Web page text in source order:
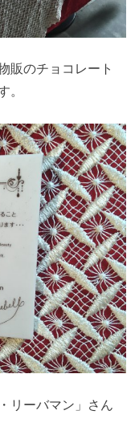
販のチョコレート
。
リーバマン」さん